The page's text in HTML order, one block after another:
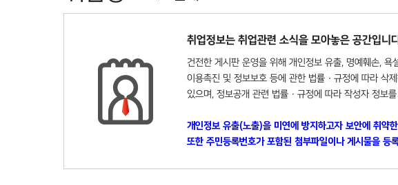
취업정보는 취업관련 소식을 모아놓은 공간입니
건전한 게시판 운영을 위해 개인정보 유출, 명예훼손,
이용촉진 및 정보보호 등에 관한 법률 · 규정에 따라 삭
있으며, 정보공개 관련 법률 · 규정에 따라 작성자 정보
개인정보 유출(노출)을 미연에 방지하고자 보안에 취약
또한 주민등록번호가 포함된 첨부파일이나 게시물을 등